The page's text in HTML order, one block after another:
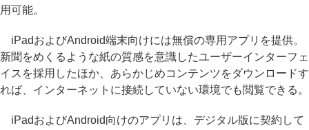
用可能。
iPadおよびAndroid端末向けには無償の専用アプリを提供。
新聞をめくるような紙の質感を意識したユーザーインターフェ
イスを採用したほか、あらかじめコンテンツをダウンロードす
れば、インターネットに接続していない環境でも閲覧できる。
iPadおよびAndroid向けのアプリは、デジタル版に契約して